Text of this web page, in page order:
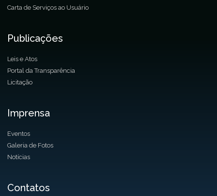
Carta de Serviços ao Usuário
Publicações
Leis e Atos
Portal da Transparência
Licitação
Imprensa
Eventos
Galeria de Fotos
Notícias
Contatos